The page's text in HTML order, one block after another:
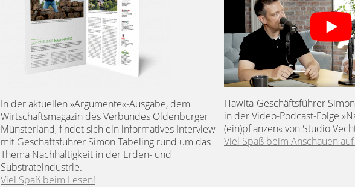
In der aktuellen »Argumente«-Ausgabe, dem
Wirtschaftsmagazin des Verbundes Oldenburger
Münsterland, findet sich ein informatives Interview
mit Geschäftsführer Simon Tabeling rund um das
Thema Nachhaltigkeit in der Erden- und
Substrateindustrie.
Viel Spaß beim Lesen!
Hawita-Geschäftsführer
in der Video-Podcast-Folge
(ein)pflanzen« von Studio
Viel Spaß beim Anschauen